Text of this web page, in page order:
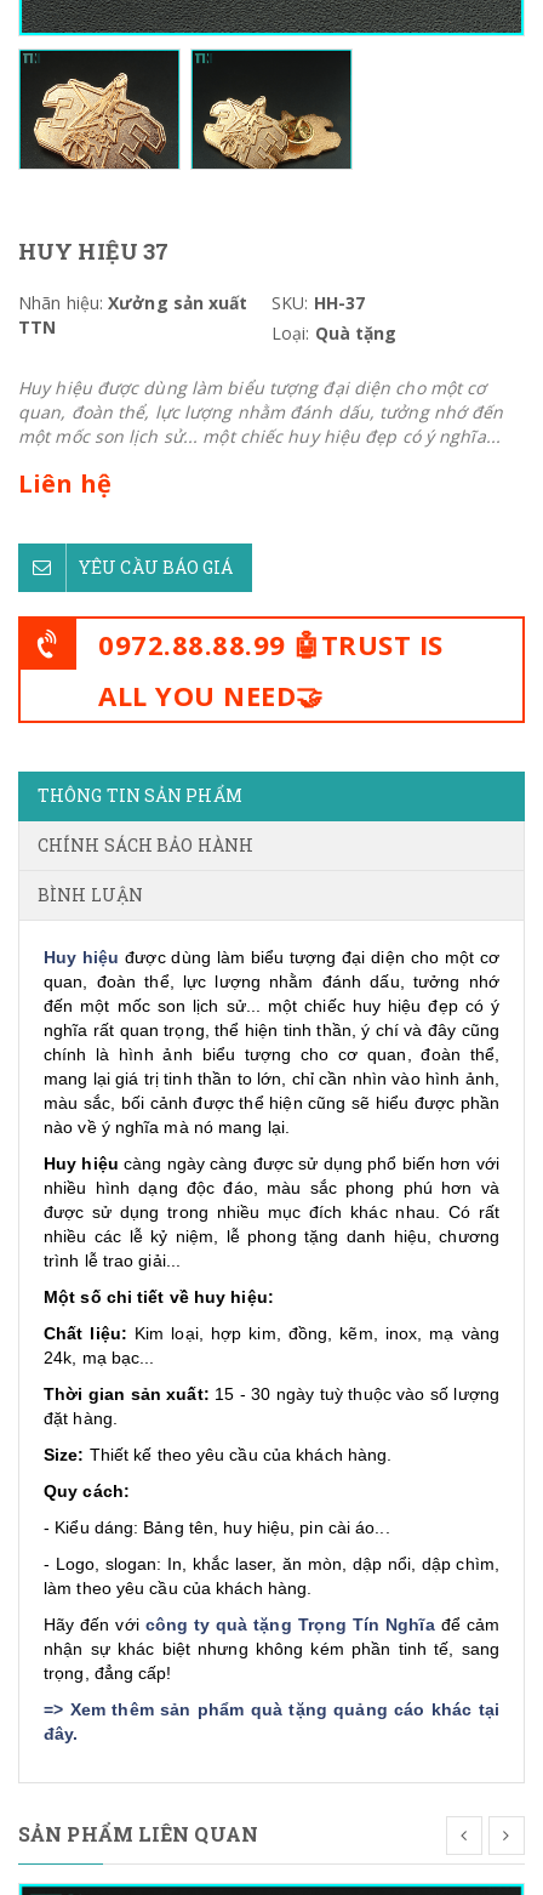
HUY HIỆU 37
Nhãn hiệu: Xưởng sản xuất
TTN
SKU: HH-37
Loại: Quà tặng
Huy hiệu được dùng làm biểu tượng đại diện cho một cơ
quan, đoàn thể, lực lượng nhằm đánh dấu, tưởng nhớ đến
một mốc son lịch sử... một chiếc huy hiệu đẹp có ý nghĩa...
Liên hệ
YÊU CẦU BÁO GIÁ
0972.88.88.99 🤖TRUST IS
ALL YOU NEED🤝
THÔNG TIN SẢN PHẨM
CHÍNH SÁCH BẢO HÀNH
BÌNH LUẬN
Huy hiệu được dùng làm biểu tượng đại diện cho một cơ
quan, đoàn thể, lực lượng nhằm đánh dấu, tưởng nhớ
đến một mốc son lịch sử... một chiếc huy hiệu đẹp có ý
nghĩa rất quan trọng, thể hiện tinh thần, ý chí và đây cũng
chính là hình ảnh biểu tượng cho cơ quan, đoàn thể,
mang lại giá trị tinh thần to lớn, chỉ cần nhìn vào hình ảnh,
màu sắc, bối cảnh được thể hiện cũng sẽ hiểu được phần
nào về ý nghĩa mà nó mang lại.
Huy hiệu càng ngày càng được sử dụng phổ biến hơn với
nhiều hình dạng độc đáo, màu sắc phong phú hơn và
được sử dụng trong nhiều mục đích khác nhau. Có rất
nhiều các lễ kỷ niệm, lễ phong tặng danh hiệu, chương
trình lễ trao giải...
Một số chi tiết về huy hiệu:
Chất liệu: Kim loại, hợp kim, đồng, kẽm, inox, mạ vàng
24k, mạ bạc...
Thời gian sản xuất: 15 - 30 ngày tuỳ thuộc vào số lượng
đặt hàng.
Size: Thiết kế theo yêu cầu của khách hàng.
Quy cách:
- Kiểu dáng: Bảng tên, huy hiệu, pin cài áo...
- Logo, slogan: In, khắc laser, ăn mòn, dập nổi, dập chìm,
làm theo yêu cầu của khách hàng.
Hãy đến với công ty quà tặng Trọng Tín Nghĩađể cảm
nhận sự khác biệt nhưng không kém phần tinh tế, sang
trọng, đẳng cấp!
=> Xem thêm sản phẩm quà tặng quảng cáo khác tại
đây.
SẢN PHẨM LIÊN QUAN